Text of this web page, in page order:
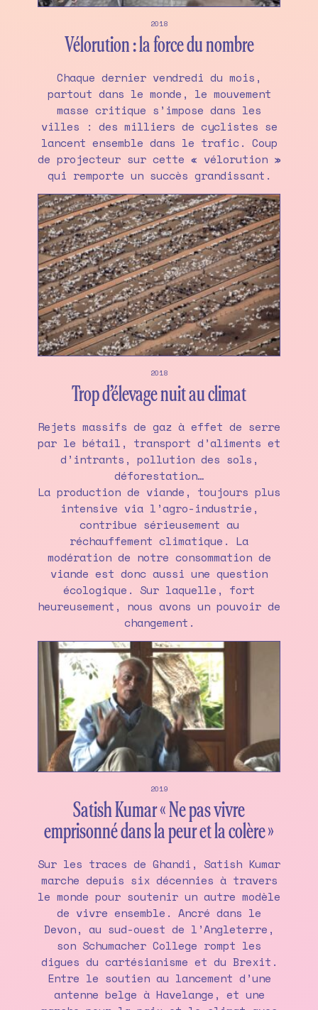
2018
Vélorution : la force du nombre
Chaque dernier vendredi du mois,
partout dans le monde, le mouvement
masse critique s’impose dans les
villes : des milliers de cyclistes se
lancent ensemble dans le trafic. Coup
de projecteur sur cette « vélorution »
qui remporte un succès grandissant.
2018
Trop d’élevage nuit au climat
Rejets massifs de gaz à effet de serre
par le bétail, transport d’aliments et
d’intrants, pollution des sols,
déforestation…
La production de viande, toujours plus
intensive via l’agro-industrie,
contribue sérieusement au
réchauffement climatique. La
modération de notre consommation de
viande est donc aussi une question
écologique. Sur laquelle, fort
heureusement, nous avons un pouvoir de
changement.
2019
Satish Kumar « Ne pas vivre
emprisonné dans la peur et la colère »
Sur les traces de Ghandi, Satish Kumar
marche depuis six décennies à travers
le monde pour soutenir un autre modèle
de vivre ensemble. Ancré dans le
Devon, au sud-ouest de l’Angleterre,
son Schumacher College rompt les
digues du cartésianisme et du Brexit.
Entre le soutien au lancement d’une
antenne belge à Havelange, et une